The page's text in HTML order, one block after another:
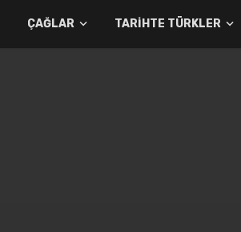
ÇAĞLAR TARIHTE TÜRKLER